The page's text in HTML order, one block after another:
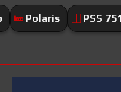
Polaris PSS